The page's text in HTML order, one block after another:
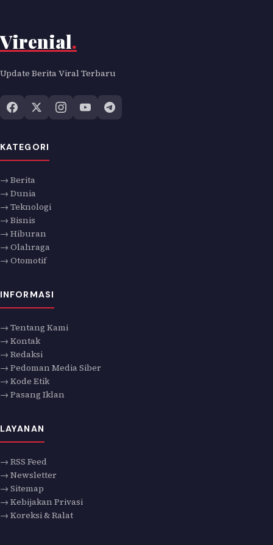
Virenial.
Update Berita Viral Terbaru
KATEGORI
→ Berita
→ Dunia
→ Teknologi
→ Bisnis
→ Hiburan
→ Olahraga
→ Otomotif
INFORMASI
→ Tentang Kami
→ Kontak
→ Redaksi
→ Pedoman Media Siber
→ Kode Etik
→ Pasang Iklan
LAYANAN
→ RSS Feed
→ Newsletter
→ Sitemap
→ Kebijakan Privasi
→ Koreksi & Ralat